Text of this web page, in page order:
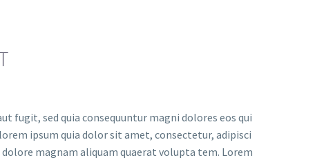
fugit, sed quia consequuntur magni dolores eos qui
ipsum quia dolor sit amet, consectetur, adipisci
magnam aliquam quaerat volupta tem. Lorem